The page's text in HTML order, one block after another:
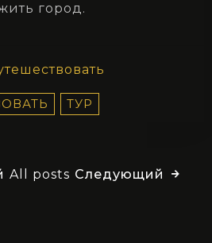
город.
ТУР
All posts Следующий